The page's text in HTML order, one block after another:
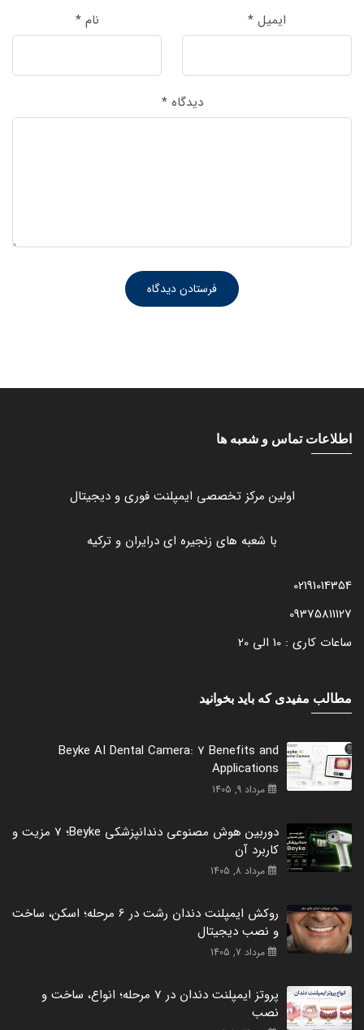
نام* ایمیل *
دیدگاه*
اطلاعات تماس و شعبه ها
اولین مرکز تخصصی ایمپلنت فوری و دیجیتال
با شعبه های زنجیره ای درایران و ترکیه
02191014354
09375811127
ساعات کاری : 10 الی 20
مطالب مفیدی که باید بخوانید
Beyke AI Dental Camera: 7 Benefits and
Applications
مرداد 9, 1405
دوربین هوش مصنوعی دندانپزشکی Beyke؛ 7 مزیت و
کاربرد آن
مرداد 8, 1405
روکش ایمپلنت دندان رشت در 6 مرحله؛ اسکن، ساخت
و نصب دیجیتال
مرداد 7, 1405
پروتز ایمپلنت دندان در 7 مرحله؛ انواع، ساخت و
نصب